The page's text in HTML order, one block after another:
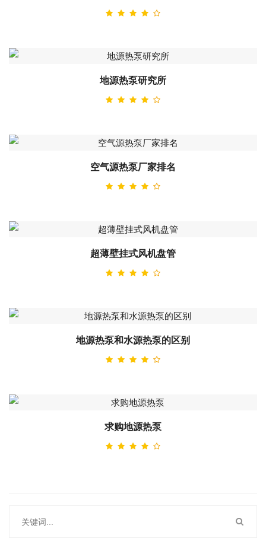
地源热泵研究所
空气源热泵厂家排名
超薄壁挂式风机盘管
地源热泵和水源热泵的区别
求购地源热泵